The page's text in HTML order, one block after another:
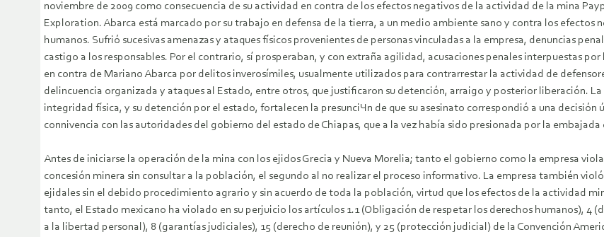
noviembre de 2009 como consecuencia de su actividad en contra de los efectos negativos de la actividad de la mina
Exploration. Abarca está marcado por su trabajo en defensa de la tierra, a un medio ambiente sano y contra los efectos
humanos. Sufrió sucesivas amenazas y ataques físicos provenientes de personas vinculadas a la empresa, denuncias
castigo a los responsables. Por el contrario, sí prosperaban, y con extraña agilidad, acusaciones penales interpuestas
en contra de Mariano Abarca por delitos inverosímiles, usualmente utilizados para contrarrestar la actividad de
delincuencia organizada y ataques al Estado, entre otros, que justificaron su detención, arraigo y posterior liberación.
integridad física, y su detención por el estado, fortalecen la presunciЧn de que su asesinato correspondió a una
connivencia con las autoridades del gobierno del estado de Chiapas, que a la vez había sido presionada por la embajada
Antes de iniciarse la operación de la mina con los ejidos Grecia y Nueva Morelia; tanto el gobierno como la empresa
concesión minera sin consultar a la población, el segundo al no realizar el proceso informativo. La empresa también
ejidales sin el debido procedimiento agrario y sin acuerdo de toda la población, virtud que los efectos de la actividad
tanto, el Estado mexicano ha violado en su perjuicio los artículos 1.1 (Obligación de respetar los derechos humanos), 4
a la libertad personal), 8 (garantías judiciales), 15 (derecho de reunión), y 25 (protección judicial) de la Convención